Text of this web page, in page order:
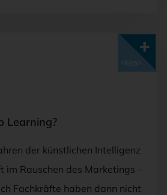
Learning?
der künstlichen Intelligenz
im Rauschen des Marketings –
Fachkräfte haben dann nicht